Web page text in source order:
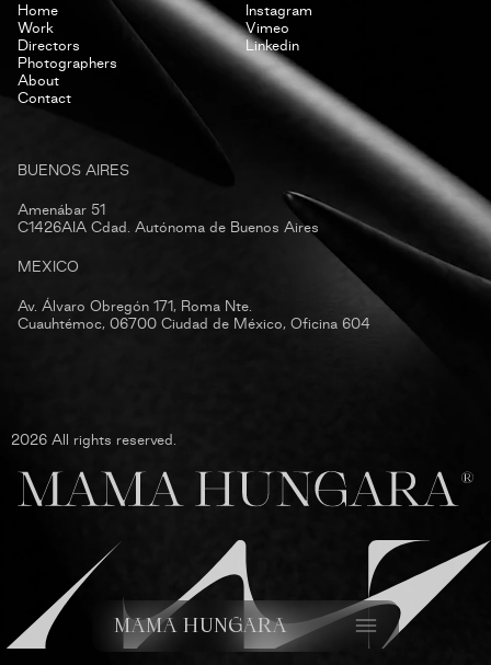
MAMA HUNGARA
Home
Work
Directors
Photographers
About
Contact
Instagram
Vimeo
Linkedin
BUENOS AIRES
Amenábar 51
C1426AIA Cdad. Autónoma de Buenos Aires
MEXICO
Av. Álvaro Obregón 171, Roma Nte.
Cuauhtémoc, 06700 Ciudad de México, Oficina 604
2026 All rights reserved.